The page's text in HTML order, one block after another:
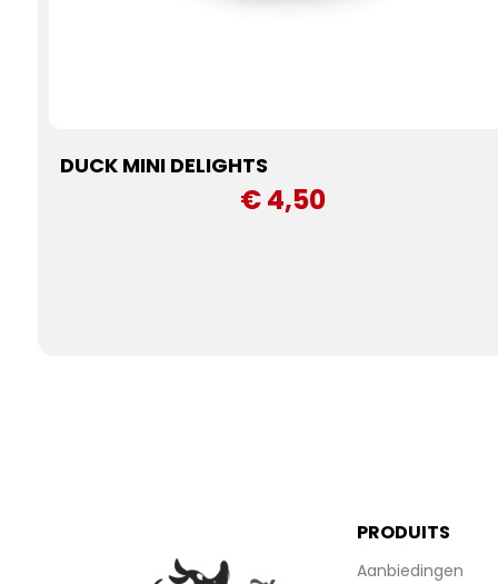
DUCK MINI DELIGHTS
€ 4,50
PRODUITS
Aanbiedingen